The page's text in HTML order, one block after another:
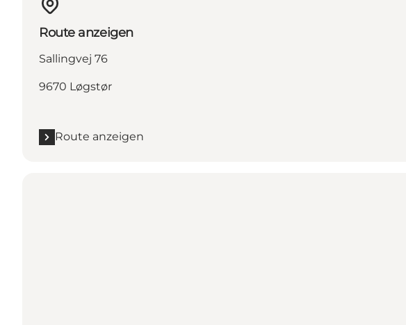
Route anzeigen
Sallingvej 76
9670 Løgstør
Route anzeigen